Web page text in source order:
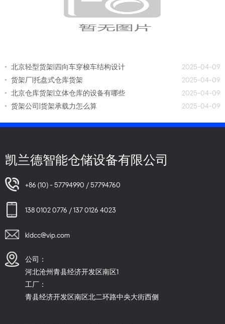
北京轻型货架|四向车穿梭车结构设计
2025-04-09
货架厂|托盘式仓库货架
2025-04-09
北京仓库货架|立体仓库的设备有哪些
2025-04-09
货架公司|货架承载力怎么算
2025-04-09
凯兰德智能仓储设备有限公司
+86 (10) - 57794990 / 57794760
138 0102 0776 / 137 0126 4023
kldcc@vip.com
公司：
河北沧州青县经济开发区南区1
工厂：
青县经济开发区南区北二环路中央大街西侧